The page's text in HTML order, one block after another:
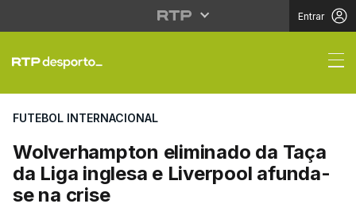
Entrar
Wolverhampton
FUTEBOL INTERNACIONAL
Wolverhampton eliminado da Taça
da Liga inglesa e Liverpool afunda-
se na crise